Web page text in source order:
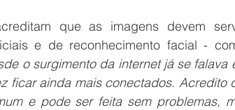
que as imagens devem
e de reconhecimento facial -
o surgimento da internet já se falava
ficar ainda mais conectados. Acredito
e pode ser feita sem problemas,